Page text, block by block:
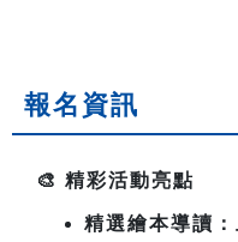
報名資訊
🎨 精彩活動亮點
精選繪本導讀